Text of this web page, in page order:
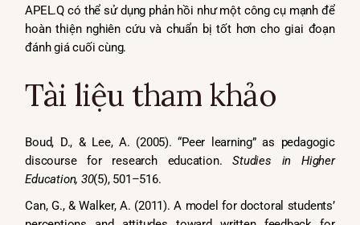
APEL.Q có thể sử dụng phản hồi như một công cụ mạnh để
hoàn thiện nghiên cứu và chuẩn bị tốt hơn cho giai đoạn
đánh giá cuối cùng.
Tài liệu tham khảo
Boud, D., & Lee, A. (2005). “Peer learning” as pedagogic
discourse for research education.Studies in Higher
Education, 30(5), 501–516.
Can, G., & Walker, A. (2011). A model for doctoral students’